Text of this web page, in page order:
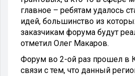
главное – ребятам удалось
идей, большинство из
заказчикам форума будут
отметил Олег Макаров.
Форум во 2-ой раз прошел в
связи с тем, что данный